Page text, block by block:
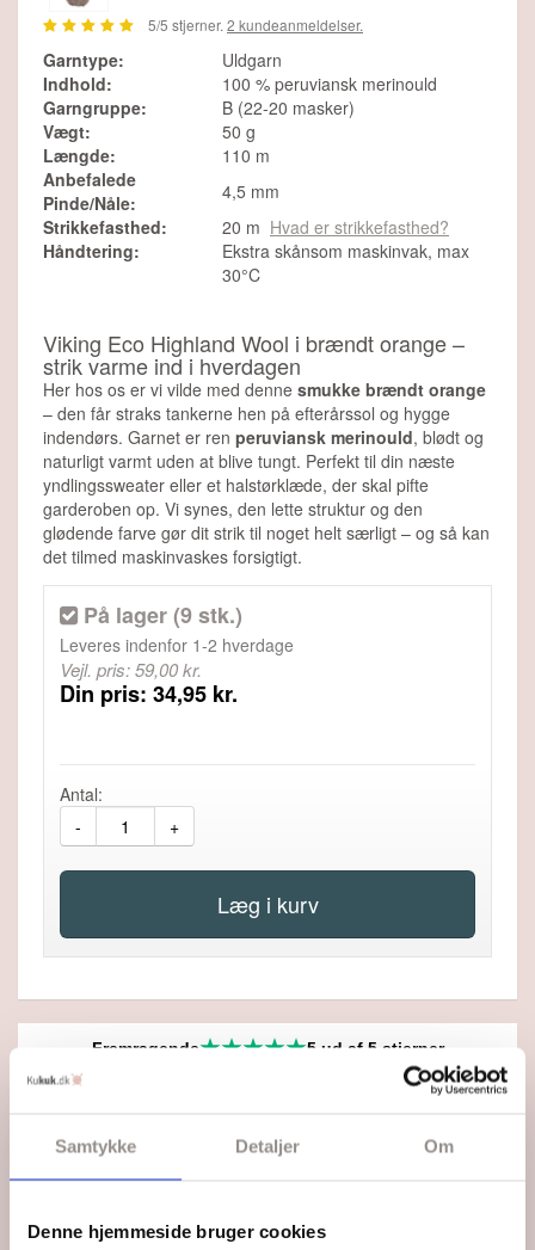
Samtykke Detaljer Om
Denne hjemmeside bruger cookies
5/5 stjerner. 2 kundeanmeldelser.
Garntype:
Uldgarn
Indhold:
100 % peruviansk merinould
Garngruppe:
B (22-20 masker)
Vægt:
50 g
Længde:
110 m
Anbefalede
Pinde/Nåle:
4,5 mm
Strikkefasthed:
20 m Hvad er strikkefasthed?
Håndtering:
Ekstra skånsom maskinvak, max
30°C
Viking Eco Highland Wool i brændt orange –
strik varme ind i hverdagen
Her hos os er vi vilde med denne smukke brændt orange
– den får straks tankerne hen på efterårssol og hygge
indendørs. Garnet er ren peruviansk merinould, blødt og
naturligt varmt uden at blive tungt. Perfekt til din næste
yndlingssweater eller et halstørklæde, der skal pifte
garderoben op. Vi synes, den lette struktur og den
glødende farve gør dit strik til noget helt særligt – og så kan
det tilmed maskinvaskes forsigtigt.
På lager (9 stk.)
Leveres indenfor 1-2 hverdage
Vejl. pris: 59,00 kr.
Din pris: 34,95 kr.
Antal:
-
+
Fremragende 5 ud af 5 stjerner
1-2 dages levering
Du kan altid følge din pakke
Prisgaranti
Du får altid de bedste priser på samtlige varer